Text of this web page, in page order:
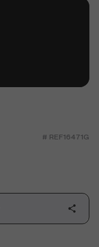
# REF16471G